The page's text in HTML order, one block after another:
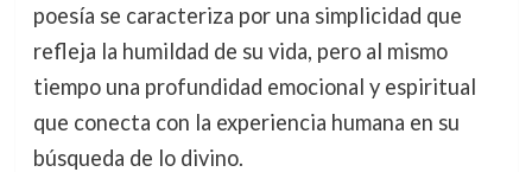
poesía se caracteriza por una simplicidad que
refleja la humildad de su vida, pero al mismo
tiempo una profundidad emocional y espiritual
que conecta con la experiencia humana en su
búsqueda de lo divino.